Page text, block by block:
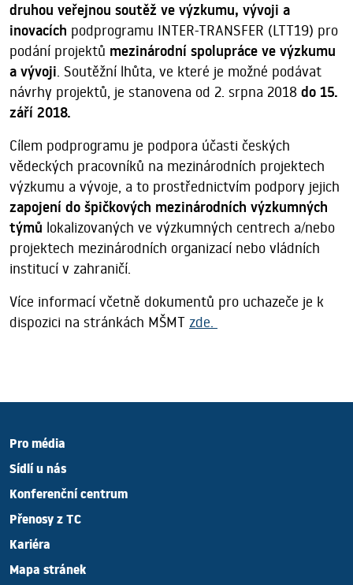
druhou veřejnou soutěž ve výzkumu, vývoji a
inovacích podprogramu INTER-TRANSFER (LTT19) pro
podání projektů mezinárodní spolupráce ve výzkumu
a vývoji. Soutěžní lhůta, ve které je možné podávat
návrhy projektů, je stanovena od 2. srpna 2018 do 15.
září 2018.
Cílem podprogramu je podpora účasti českých
vědeckých pracovníků na mezinárodních projektech
výzkumu a vývoje, a to prostřednictvím podpory jejich
zapojení do špičkových mezinárodních výzkumných
týmů lokalizovaných ve výzkumných centrech a/nebo
projektech mezinárodních organizací nebo vládních
institucí v zahraničí.
Více informací včetně dokumentů pro uchazeče je k
dispozici na stránkách MŠMT zde.
Pro média
Sídlí u nás
Konferenční centrum
Přenosy z TC
Kariéra
Mapa stránek